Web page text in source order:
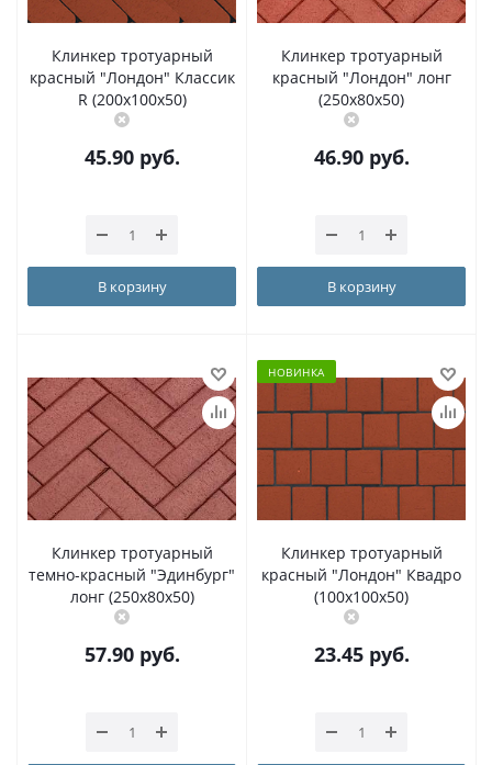
Клинкер тротуарный
красный "Лондон" Классик
R (200x100x50)
45.90руб.
В корзину
Клинкер тротуарный
красный "Лондон" лонг
(250х80x50)
46.90руб.
В корзину
Клинкер тротуарный
темно-красный "Эдинбург"
лонг (250х80x50)
57.90руб.
НОВИНКА
Клинкер тротуарный
красный "Лондон" Квадро
(100x100x50)
23.45руб.